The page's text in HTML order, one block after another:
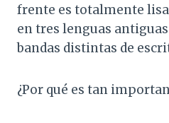
frente es totalmente
en tres lenguas
bandas distintas de
¿Por qué es tan